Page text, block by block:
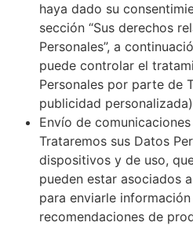
haya dado su
sección “Sus derechos
Personales”, a
puede controlar el
Personales por parte de
publicidad
Envío de
Trataremos sus Datos
dispositivos y de uso,
pueden estar asociados
para enviarle
recomendaciones de